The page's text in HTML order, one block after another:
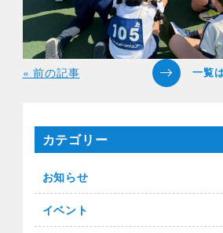
« 前の記事
カテゴリー
お知らせ
イベント